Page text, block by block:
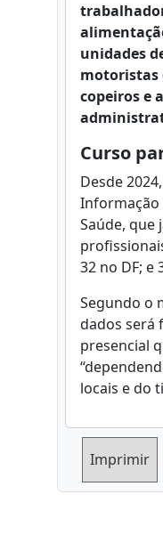
unidades
motoristas
copeiros e
Curso
Desde
Informação
Saúde, que
32 no DF; e
Segundo o
dados será
presencial
locais e do
Imprimir